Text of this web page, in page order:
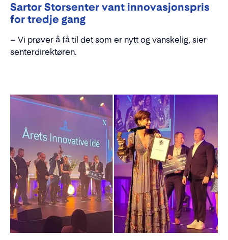
Sartor Storsenter vant innovasjonspris
for tredje gang
– Vi prøver å få til det som er nytt og vanskelig, sier
senterdirektøren.